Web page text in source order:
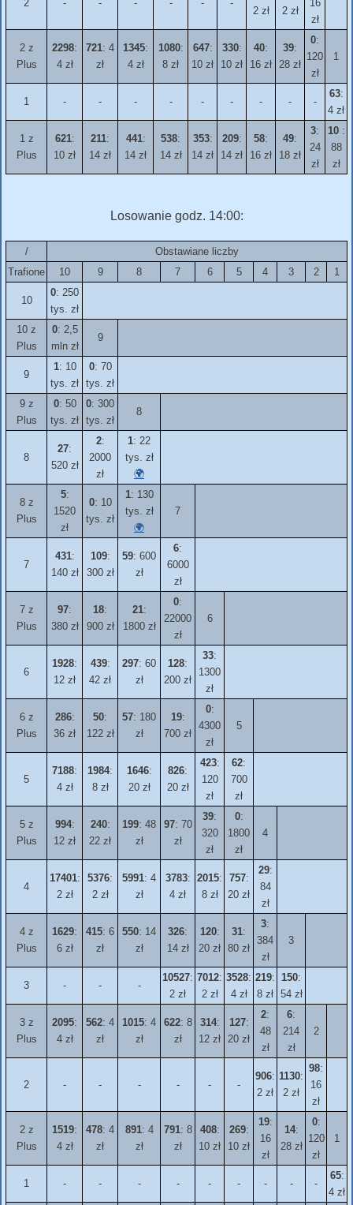
2 - - - - - -
2 zł 2 zł
16
zł
2 z
Plus
2298:
4 zł
721: 4
zł
1345:
4 zł
1080:
8 zł
647:
10 zł
330:
10 zł
40:
16 zł
39:
28 zł
0:
120
zł
1
1 - - - - - - - - -
63:
4 zł
1 z
Plus
621:
10 zł
211:
14 zł
441:
14 zł
538:
14 zł
353:
14 zł
209:
14 zł
58:
16 zł
49:
18 zł
3:
24
zł
10 :
88
zł
Losowanie godz. 14:00:
/
Obstawiane liczby
Trafione
10 9 8 7 6 5 4 3 2 1
10
0: 250
tys. zł
10 z
Plus
0: 2,5
mln zł
9
9
1: 10
tys. zł
0: 70
tys. zł
9 z
Plus
0: 50
tys. zł
0: 300
tys. zł
8
8
27:
520 zł
2:
2000
zł
1: 22
tys. zł
🌍
8 z
Plus
5:
1520
zł
0: 10
tys. zł
1: 130
tys. zł
🌍
7
7
431:
140 zł
109:
300 zł
59: 600
zł
6:
6000
zł
7 z
Plus
97:
380 zł
18:
900 zł
21:
1800 zł
0:
22000
zł
6
6
1928:
12 zł
439:
42 zł
297: 60
zł
128:
200 zł
33:
1300
zł
6 z
Plus
286:
36 zł
50:
122 zł
57: 180
zł
19:
700 zł
0:
4300
zł
5
5
7188:
4 zł
1984:
8 zł
1646:
20 zł
826:
20 zł
423:
120
zł
62:
700
zł
5 z
Plus
994:
12 zł
240:
22 zł
199: 48
zł
97: 70
zł
39:
320
zł
0:
1800
zł
4
4
17401:
2 zł
5376:
2 zł
5991: 4
zł
3783:
4 zł
2015:
8 zł
757:
20 zł
29:
84
zł
4 z
Plus
1629:
6 zł
415: 6
zł
550: 14
zł
326:
14 zł
120:
20 zł
31:
80 zł
3:
384
zł
3
3 - - -
10527:
2 zł
7012:
2 zł
3528:
4 zł
219:
8 zł
150:
54 zł
3 z
Plus
2095:
4 zł
562: 4
zł
1015: 4
zł
622: 8
zł
314:
12 zł
127:
20 zł
2:
48
zł
6:
214
zł
2
2 - - - - - -
906:
2 zł
1130:
2 zł
98:
16
zł
2 z
Plus
1519:
4 zł
478: 4
zł
891: 4
zł
791: 8
zł
408:
10 zł
269:
10 zł
19:
16
zł
14:
28 zł
0:
120
zł
1
1 - - - - - - - - -
65:
4 zł